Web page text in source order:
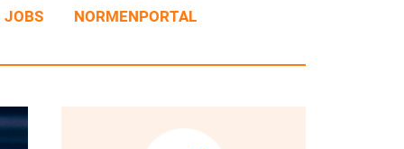
JOBS NORMENPORTAL